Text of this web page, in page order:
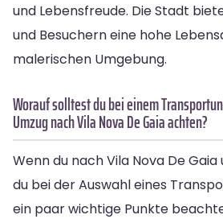
und Lebensfreude. Die Stadt
und Besuchern eine hohe
malerischen Umgebung.
Worauf solltest du bei einem
Umzug nach Vila Nova De Gaia achten?
Wenn du nach Vila Nova De
du bei der Auswahl eines
ein paar wichtige Punkte